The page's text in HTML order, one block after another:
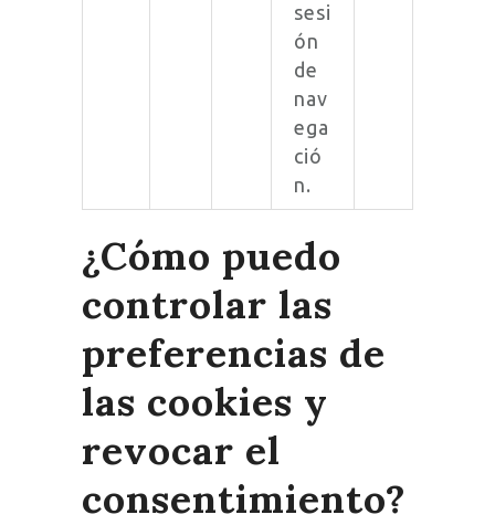
sesi
ón
de
nav
ega
ció
n.
¿Cómo puedo
controlar las
preferencias de
las cookies y
revocar el
consentimiento?